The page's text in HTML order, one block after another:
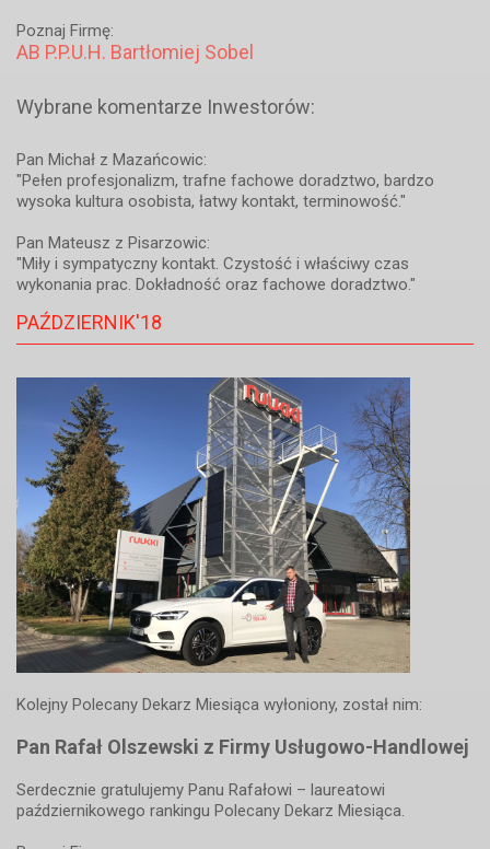
Poznaj Firmę:
AB P.P.U.H. Bartłomiej Sobel
Wybrane komentarze Inwestorów:
Pan Michał z Mazańcowic:
"Pełen profesjonalizm, trafne fachowe doradztwo, bardzo
wysoka kultura osobista, łatwy kontakt, terminowość."
Pan Mateusz z Pisarzowic:
"Miły i sympatyczny kontakt. Czystość i właściwy czas
wykonania prac. Dokładność oraz fachowe doradztwo."
PAŹDZIERNIK'18
Kolejny Polecany Dekarz Miesiąca wyłoniony, został nim:
Pan Rafał Olszewski z Firmy Usługowo-Handlowej
Serdecznie gratulujemy Panu Rafałowi – laureatowi
październikowego rankingu Polecany Dekarz Miesiąca.